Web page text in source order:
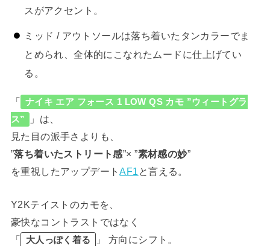
スがアクセント。
ミッド / アウトソールは落ち着いたタンカラーでま
とめられ、全体的にこなれたムードに仕上げてい
る。
「 ナイキ エア フォース 1 LOW QS カモ ”ウィートグラ
ス”
」は、
見た目の派手さよりも、
”落ち着いたストリート感”× ”素材感の妙”
を重視したアップデートAF1 と言える。
Y2Kテイストのカモを、
豪快なコントラストではなく
「
大人っぽく着る 」 方向にシフト。